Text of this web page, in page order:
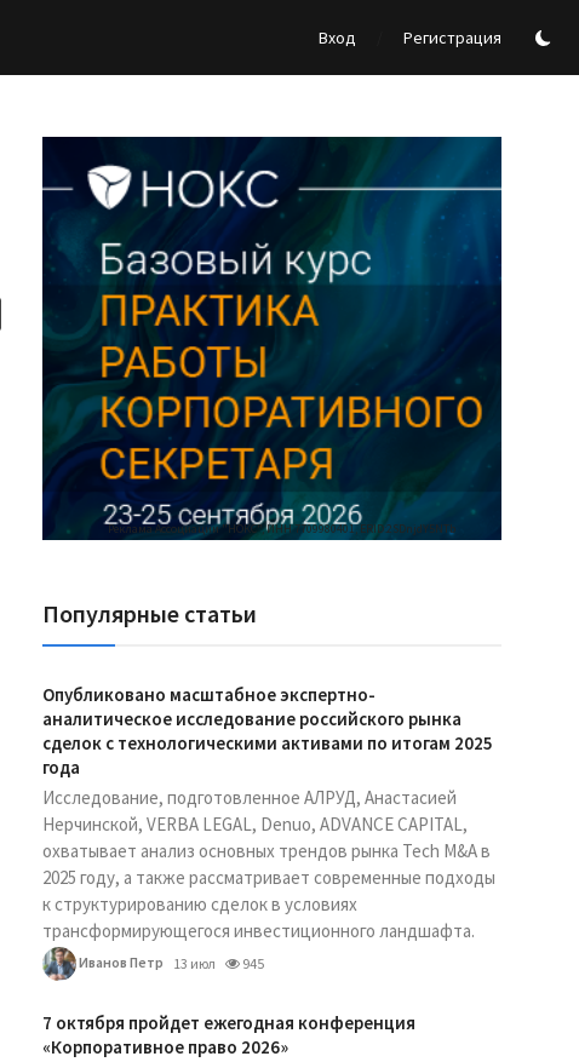
Вход Регистрация
Реклама Ассоциации "НОКС", ИНН 7709980401, ERID:2SDnjdY5NTb
Популярные статьи
Опубликовано масштабное экспертно-
аналитическое исследование российского рынка
сделок с технологическими активами по итогам 2025
года
Исследование, подготовленное АЛРУД, Анастасией
Нерчинской, VERBA LEGAL, Denuo, ADVANCE CAPITAL,
охватывает анализ основных трендов рынка Tech M&A в
2025 году, а также рассматривает современные подходы
к структурированию сделок в условиях
трансформирующегося инвестиционного ландшафта.
Иванов Петр 13 июл 945
7 октября пройдет ежегодная конференция
«Корпоративное право 2026»